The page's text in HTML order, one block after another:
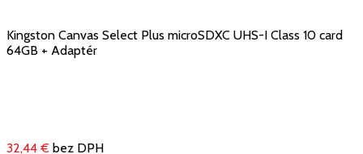
Kingston Canvas Select Plus microSDXC UHS-I Class 10 card
64GB + Adaptér
32,44 € bez DPH